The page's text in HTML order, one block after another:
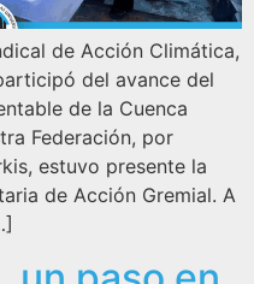
de Acción Climática,
del avance del
de la Cuenca
Federación, por
estuvo presente la
de Acción Gremial. A